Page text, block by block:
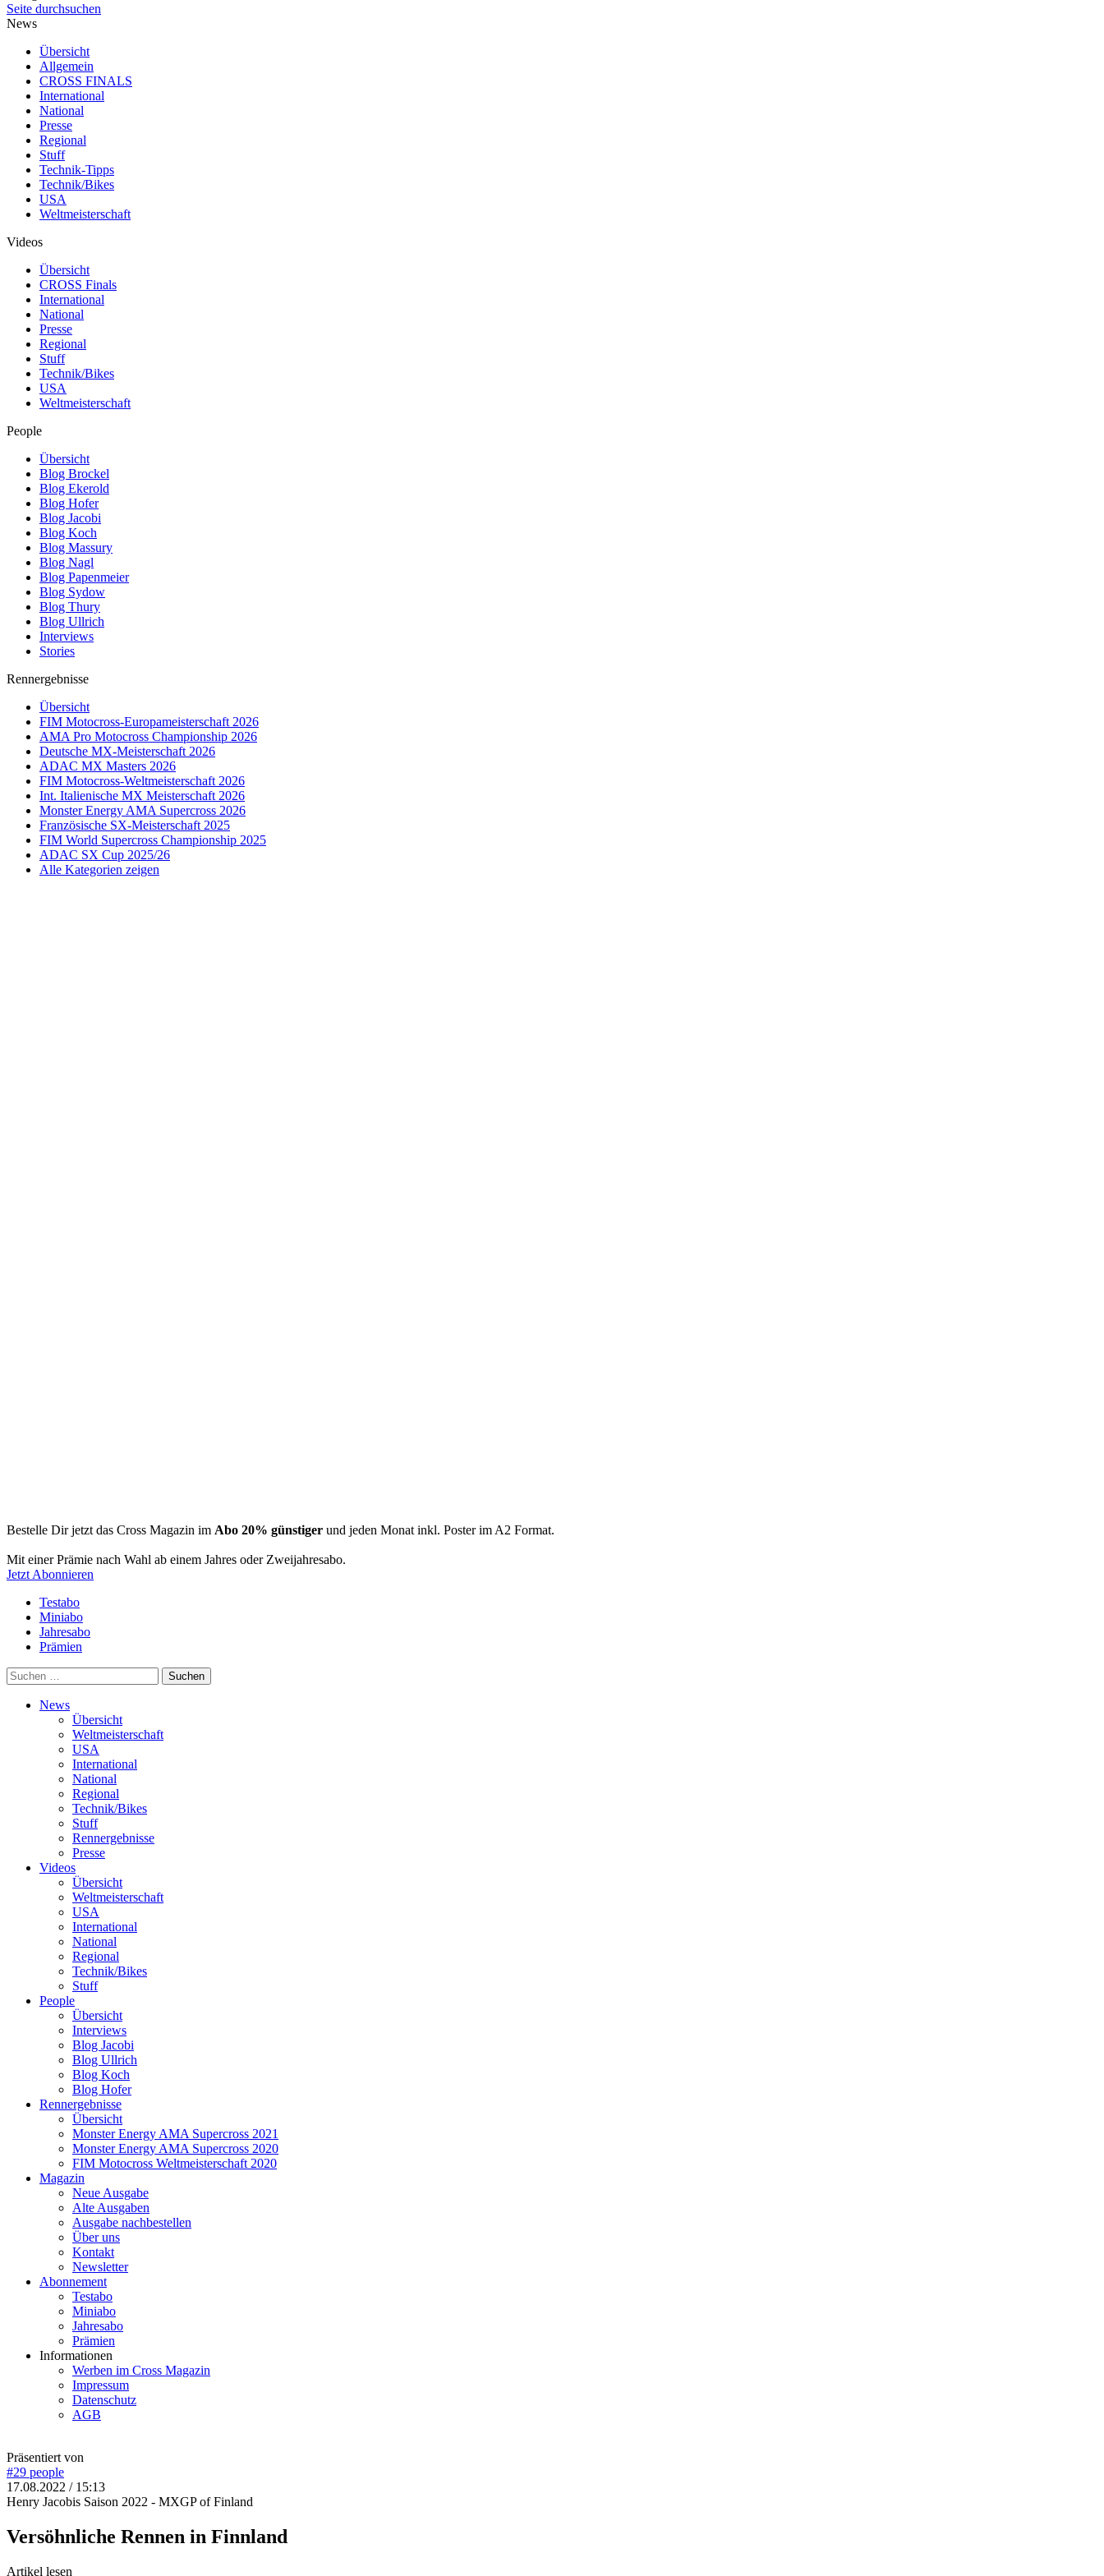
Seite durchsuchen
News
Übersicht
Allgemein
CROSS FINALS
International
National
Presse
Regional
Stuff
Technik-Tipps
Technik/Bikes
USA
Weltmeisterschaft
Videos
Übersicht
CROSS Finals
International
National
Presse
Regional
Stuff
Technik/Bikes
USA
Weltmeisterschaft
People
Übersicht
Blog Brockel
Blog Ekerold
Blog Hofer
Blog Jacobi
Blog Koch
Blog Massury
Blog Nagl
Blog Papenmeier
Blog Sydow
Blog Thury
Blog Ullrich
Interviews
Stories
Rennergebnisse
Übersicht
FIM Motocross-Europameisterschaft 2026
AMA Pro Motocross Championship 2026
Deutsche MX-Meisterschaft 2026
ADAC MX Masters 2026
FIM Motocross-Weltmeisterschaft 2026
Int. Italienische MX Meisterschaft 2026
Monster Energy AMA Supercross 2026
Französische SX-Meisterschaft 2025
FIM World Supercross Championship 2025
ADAC SX Cup 2025/26
Alle Kategorien zeigen
Bestelle Dir jetzt das Cross Magazin im Abo 20% günstiger und jeden Monat inkl. Poster im A2 Format.
Mit einer Prämie nach Wahl ab einem Jahres oder Zweijahresabo.
Jetzt Abonnieren
Testabo
Miniabo
Jahresabo
Prämien
Suchen
nach:
News
Übersicht
Weltmeisterschaft
USA
International
National
Regional
Technik/Bikes
Stuff
Rennergebnisse
Presse
Videos
Übersicht
Weltmeisterschaft
USA
International
National
Regional
Technik/Bikes
Stuff
People
Übersicht
Interviews
Blog Jacobi
Blog Ullrich
Blog Koch
Blog Hofer
Rennergebnisse
Übersicht
Monster Energy AMA Supercross 2021
Monster Energy AMA Supercross 2020
FIM Motocross Weltmeisterschaft 2020
Magazin
Neue Ausgabe
Alte Ausgaben
Ausgabe nachbestellen
Über uns
Kontakt
Newsletter
Abonnement
Testabo
Miniabo
Jahresabo
Prämien
Informationen
Werben im Cross Magazin
Impressum
Datenschutz
AGB
Präsentiert von
#29 people
17.08.2022 / 15:13
Henry Jacobis Saison 2022 - MXGP of Finland
Versöhnliche Rennen in Finnland
Artikel lesen